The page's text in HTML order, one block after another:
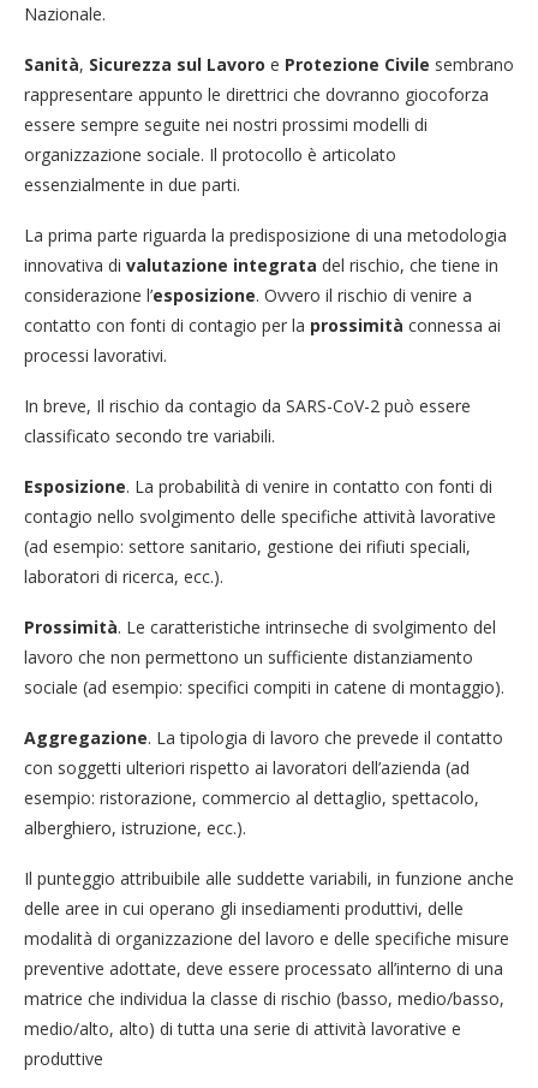
Nazionale.
Sanità, Sicurezza sul Lavoro e Protezione Civile sembrano
rappresentare appunto le direttrici che dovranno giocoforza
essere sempre seguite nei nostri prossimi modelli di
organizzazione sociale. Il protocollo è articolato
essenzialmente in due parti.
La prima parte riguarda la predisposizione di una metodologia
innovativa di valutazione integrata del rischio, che tiene in
considerazione l’esposizione. Ovvero il rischio di venire a
contatto con fonti di contagio per la prossimità connessa ai
processi lavorativi.
In breve, Il rischio da contagio da SARS-CoV-2 può essere
classificato secondo tre variabili.
Esposizione. La probabilità di venire in contatto con fonti di
contagio nello svolgimento delle specifiche attività lavorative
(ad esempio: settore sanitario, gestione dei rifiuti speciali,
laboratori di ricerca, ecc.).
Prossimità. Le caratteristiche intrinseche di svolgimento del
lavoro che non permettono un sufficiente distanziamento
sociale (ad esempio: specifici compiti in catene di montaggio).
Aggregazione. La tipologia di lavoro che prevede il contatto
con soggetti ulteriori rispetto ai lavoratori dell’azienda (ad
esempio: ristorazione, commercio al dettaglio, spettacolo,
alberghiero, istruzione, ecc.).
Il punteggio attribuibile alle suddette variabili, in funzione anche
delle aree in cui operano gli insediamenti produttivi, delle
modalità di organizzazione del lavoro e delle specifiche misure
preventive adottate, deve essere processato all’interno di una
matrice che individua la classe di rischio (basso, medio/basso,
medio/alto, alto) di tutta una serie di attività lavorative e
produttive